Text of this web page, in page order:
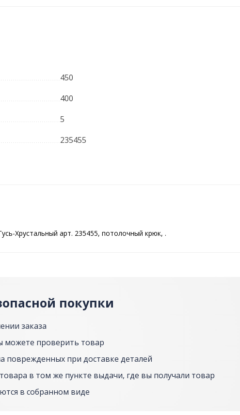
450
400
5
235455
Хрустальный арт. 235455, потолочный крюк, .
покупки
заказа
можете проверить товар
поврежденных при доставке деталей
в том же пункте выдачи, где вы получали товар
в собранном виде